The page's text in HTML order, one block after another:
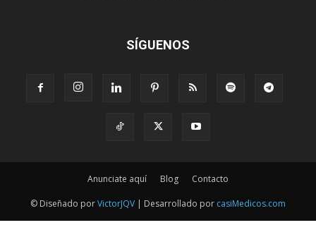
SÍGUENOS
Anunciate aquí Blog Contacto
© Diseñado porVictorJQV | Desarrollado por casiMedicos.com